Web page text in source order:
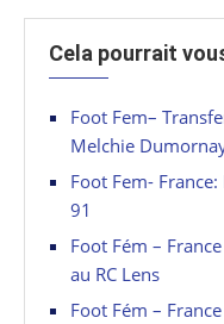
Cela pourrait
Foot Fem–
Melchie
Foot Fem-
91
Foot Fém –
au RC Lens
Foot Fém –